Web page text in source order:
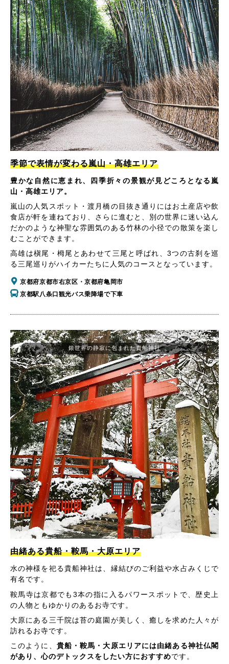
季節で表情が変わる嵐山・高雄エリア
豊かな自然に恵まれ、四季折々の景観が見どころとなる嵐
山・高雄エリア。
嵐山の人気スポット・渡月橋の目抜き通りにはお土産店や飲
食店が軒を連ねており、さらに進むと、別の世界に迷い込ん
だかのような神聖な雰囲気のある竹林の小径での散策を楽し
むことができます。
高雄は槇尾・栂尾とあわせて三尾と呼ばれ、3つの古刹を巡
る三尾巡りがハイカーたちに人気のコースとなっています。
京都府京都市右京区・京都府亀岡市
京都駅八条口観光バス乗降場で下車
由緒ある貴船・鞍馬・大原エリア
水の神様を祀る貴船神社は、縁結びのご利益や水占みくじで
有名です。
鞍馬寺は京都でも3本の指に入るパワースポットで、歴史上
の人物ともゆかりのあるお寺です。
大原にある三千院は苔の庭園が美しく、癒しを求めた人々が
訪れるお寺です。
このように、 貴船・鞍馬・大原エリアには由緒ある神社仏閣
があり、心のデトックスをしたい方におすすめです。
銀世界の静寂に包まれた貴船神社